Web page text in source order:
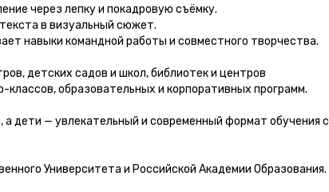
через лепку и покадровую съёмку.
в визуальный сюжет.
навыки командной работы и совместного творчества.
детских садов и школ, библиотек и центров
классов, образовательных и корпоративных программ.
а дети — увлекательный и современный формат обучения с
Университета и Российской Академии Образования.